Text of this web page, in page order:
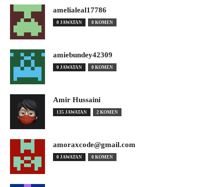
amelialeal17786
0 JAWATAN 0 KOMEN
amiebundey42309
0 JAWATAN 0 KOMEN
Amir Hussaini
135 JAWATAN 2 KOMEN
amoraxcode@gmail.com
0 JAWATAN 0 KOMEN